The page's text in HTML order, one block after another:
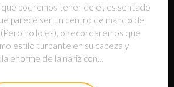
podremos tener de él, es sentado
parece ser un centro de mando de
(Pero no lo es), o recordaremos que
estilo turbante en su cabeza y
enorme de la nariz con…